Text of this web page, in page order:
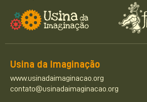
Usina da Imaginação
www.usinadaimaginacao.org
contato@usinadaimaginacao.org